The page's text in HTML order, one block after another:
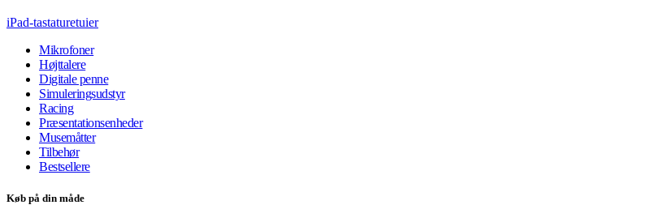
iPad-tastaturetuier
Mikrofoner
Højttalere
Digitale penne
Simuleringsudstyr
Racing
Præsentationsenheder
Musemåtter
Tilbehør
Bestsellere
Køb på din måde